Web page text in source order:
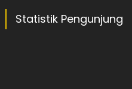
Statistik Pengunjung